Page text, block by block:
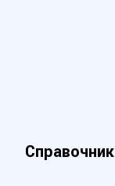
Справочник